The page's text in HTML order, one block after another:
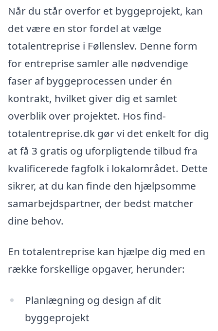
Når du står overfor et byggeprojekt, kan
det være en stor fordel at vælge
totalentreprise i Føllenslev. Denne form
for entreprise samler alle nødvendige
faser af byggeprocessen under én
kontrakt, hvilket giver dig et samlet
overblik over projektet. Hos find-
totalentreprise.dk gør vi det enkelt for dig
at få 3 gratis og uforpligtende tilbud fra
kvalificerede fagfolk i lokalområdet. Dette
sikrer, at du kan finde den hjælpsomme
samarbejdspartner, der bedst matcher
dine behov.
En totalentreprise kan hjælpe dig med en
række forskellige opgaver, herunder:
Planlægning og design af dit
byggeprojekt